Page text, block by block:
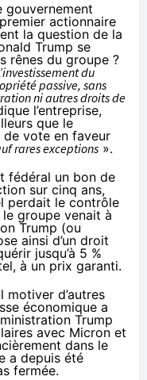
gouvernement
actionnaire
la question de la
Trump se
rênes du groupe ?
du
passive, sans
ni autres droits de
l’entreprise,
que le
vote en faveur
rares exceptions ».
fédéral un bon de
sur cinq ans,
perdait le contrôle
groupe venait à
Trump (ou
ainsi d’un droit
jusqu’à 5 %
à un prix garanti.
d’autres
économique a
Trump
avec Micron et
dans le
a depuis été
fermée.